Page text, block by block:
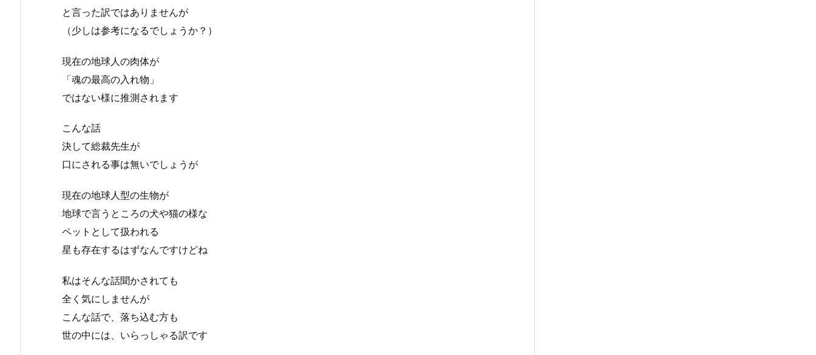
と言った訳ではありませんが
（少しは参考になるでしょうか？）
現在の地球人の肉体が
「魂の最高の入れ物」
ではない様に推測されます
こんな話
決して総裁先生が
口にされる事は無いでしょうが
現在の地球人型の生物が
地球で言うところの犬や猫の様な
ペットとして扱われる
星も存在するはずなんですけどね
私はそんな話聞かされても
全く気にしませんが
こんな話で、落ち込む方も
世の中には、いらっしゃる訳です